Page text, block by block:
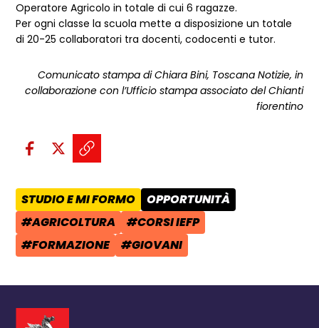
Operatore Agricolo in totale di cui 6 ragazze.
Per ogni classe la scuola mette a disposizione un totale
di 20-25 collaboratori tra docenti, codocenti e tutor.
Comunicato stampa di Chiara Bini, Toscana Notizie, in
collaborazione con l’Ufficio stampa associato del Chianti
fiorentino
Condividi sui social:
Condividi su Facebook - apre
Condividi su X - apre una
Copia il link e condividi -
AREA TEMATICA:
STUDIO E MI FORMO CATEGORIA POST:
OPPORTUNITÀ
TAG:
#AGRICOLTURA TAG:
#CORSI IEFP
TAG:
#FORMAZIONE TAG:
#GIOVANI